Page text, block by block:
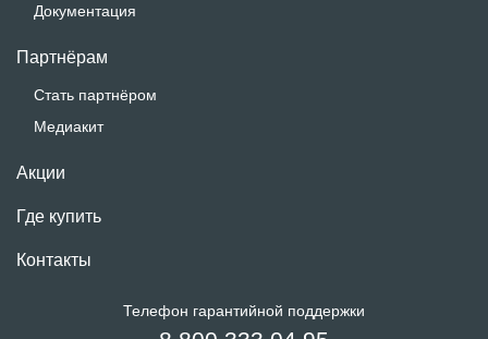
Документация
Партнёрам
Стать партнёром
Медиакит
Акции
Где купить
Контакты
Телефон гарантийной поддержки